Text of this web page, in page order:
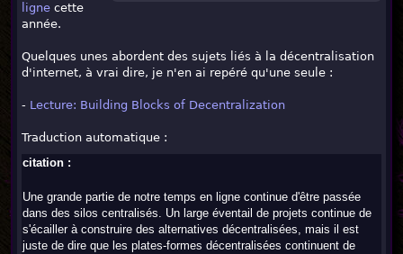
ligne cette
année.
Quelques unes abordent des sujets liés à la décentralisation
d'internet, à vrai dire, je n'en ai repéré qu'une seule :
- Lecture: Building Blocks of Decentralization
Traduction automatique :
citation :
Une grande partie de notre temps en ligne continue d'être passée
dans des silos centralisés. Un large éventail de projets continue de
s'écailler à construire des alternatives décentralisées, mais il est
juste de dire que les plates-formes décentralisées continuent de